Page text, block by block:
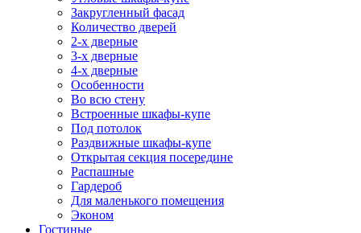
Закругленный фасад
Количество дверей
2-х дверные
3-х дверные
4-х дверные
Особенности
Во всю стену
Встроенные шкафы-купе
Под потолок
Раздвижные шкафы-купе
Открытая секция посередине
Распашные
Гардероб
Для маленького помещения
Эконом
Гостиные